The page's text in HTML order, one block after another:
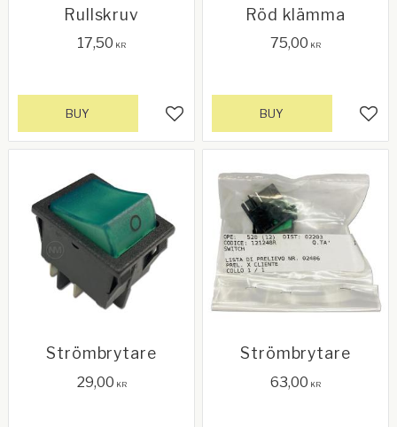
Rullskruv
17,50 KR
Add to favorites
BUY
Röd klämma
75,00 KR
BUY
Strömbrytare
29,00 KR
Strömbrytare
63,00 KR